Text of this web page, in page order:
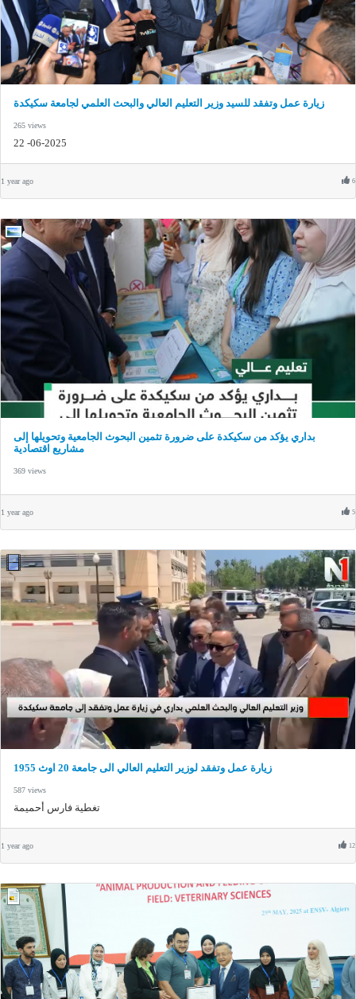
زيارة عمل وتفقد للسيد وزير التعليم العالي والبحث العلمي لجامعة سكيكدة
265 views
22 -06-2025
1 year ago 6
بداري يؤكد من سكيكدة على ضرورة تثمين البحوث الجامعية وتحويلها إلى
مشاريع اقتصادية
369 views
1 year ago 5
زيارة عمل وتفقد لوزير التعليم العالي الى جامعة 20 اوث 1955
587 views
تغطية فارس أحميمة
1 year ago 12